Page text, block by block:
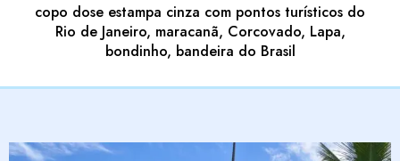
copo dose estampa cinza com pontos turísticos do
Rio de Janeiro, maracanã, Corcovado, Lapa,
bondinho, bandeira do Brasil